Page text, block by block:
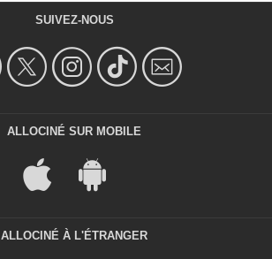
SUIVEZ-NOUS
ALLOCINÉ SUR MOBILE
ALLOCINÉ À L'ÉTRANGER